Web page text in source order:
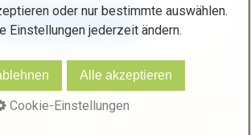
COOKIE AKTIVIEREN
oder nur bestimmte auswählen.
Einstellungen jederzeit ändern.
Alle akzeptieren
Cookie-Einstellungen